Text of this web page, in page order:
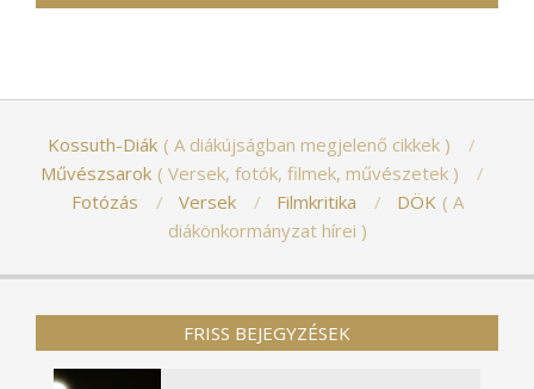
Kossuth-Diák
A diákújságban megjelenő cikkek
Művészsarok
Versek, fotók, filmek, művészetek
Fotózás
Versek Filmkritika DÖK
A
diákönkormányzat hírei
FRISS BEJEGYZÉSEK